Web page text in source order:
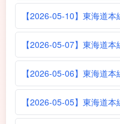
【2026-05-10】東海道本
【2026-05-07】東海道本
【2026-05-06】東海道
【2026-05-05】東海道本